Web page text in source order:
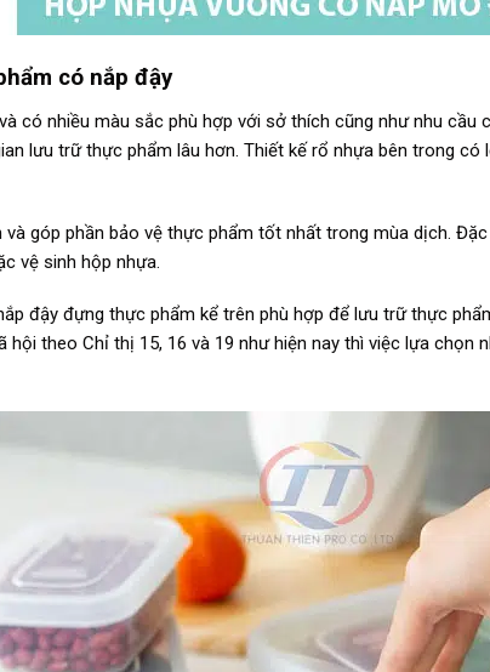
có nắp đậy
có nhiều màu sắc phù hợp với sở thích cũng như nhu
lưu trữ thực phẩm lâu hơn. Thiết kế rổ nhựa bên trong
góp phần bảo vệ thực phẩm tốt nhất trong mùa dịch.
vệ sinh hộp nhựa.
đậy đựng thực phẩm kể trên phù hợp để lưu trữ thực
hội theo Chỉ thị 15, 16 và 19 như hiện nay thì việc lựa chọn